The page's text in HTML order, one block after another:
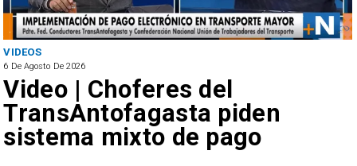
VIDEOS
6 De Agosto De 2026
Video | Choferes del
TransAntofagasta piden
sistema mixto de pago